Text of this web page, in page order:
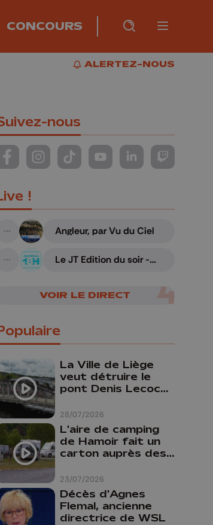
CONCOURS Burger
RECHERCHE
PLUS
ALERTEZ-NOUS
ALERTEZ-NOUS
nous
Suivez-nous sur FaceBook
Suivez-nous sur Instagram
Suivez-nous sur TikTok
Suivez-nous sur YouTube
Suivez-nous sur
Suivez-
!
A suivre
Angleur, par Vu du Ciel
A suivre
Le JT Edition du soir -
VOIR LE DIRECT
28/07/2026
La Ville de Liège
veut détruire le
pont Denis Lecocq
budget pour le
faire
23/07/2026
L'aire de camping
de Hamoir fait un
carton auprès des
Décès d'Agnes
Flemal, ancienne
directrice de WSL